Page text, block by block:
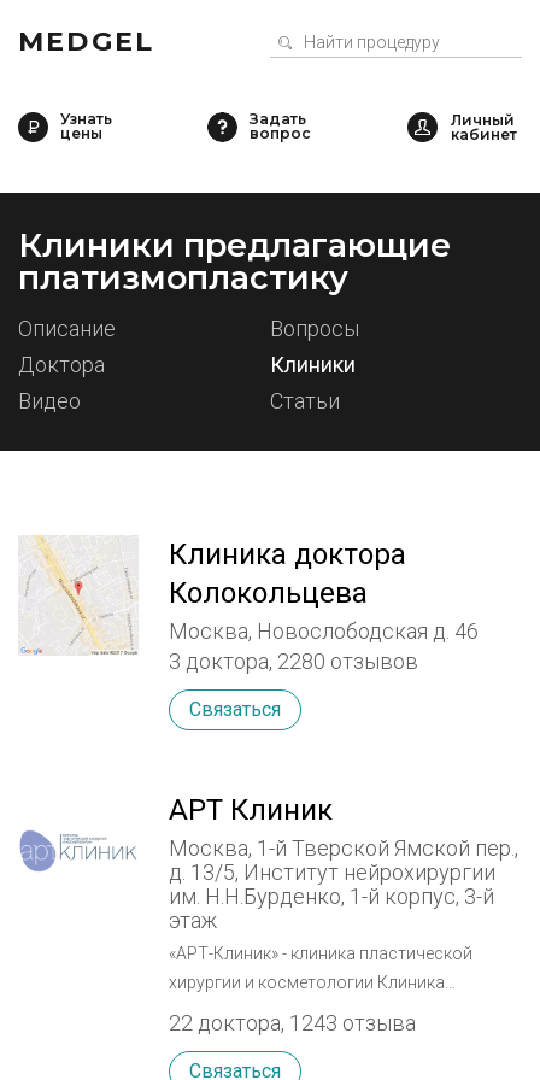
MEDGEL
Узнать
цены
Задать
вопрос
Клиники предлагающие
платизмопластику
Описание
Вопросы
Доктора
Клиники
Видео
Статьи
Клиника доктора
Колокольцева
Москва, Новослободская д. 46
3 доктора, 2280 отзывов
Связаться
АРТ Клиник
Москва, 1-й Тверской Ямской пер.,
д. 13/5, Институт нейрохирургии
им. Н.Н.Бурденко, 1-й корпус, 3-й
этаж
«АРТ-Клиник» - клиника пластической
хирургии и косметологии Клиника
пластической хирургии и косметологии
«АРТ-Клиник» работает на базе Института
нейрохирургии имени Н.Н. Бурденко с 2003
22 доктора, 1243 отзыва
Связаться